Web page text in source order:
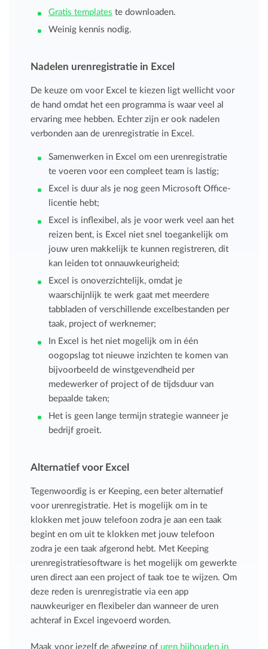
Gratis templates te downloaden.
Weinig kennis nodig.
Nadelen urenregistratie in Excel
De keuze om voor Excel te kiezen ligt wellicht voor
de hand omdat het een programma is waar veel al
ervaring mee hebben. Echter zijn er ook nadelen
verbonden aan de urenregistratie in Excel.
Samenwerken in Excel om een urenregistratie
te voeren voor een compleet team is lastig;
Excel is duur als je nog geen Microsoft Office-
licentie hebt;
Excel is inflexibel, als je voor werk veel aan het
reizen bent, is Excel niet snel toegankelijk om
jouw uren makkelijk te kunnen registreren, dit
kan leiden tot onnauwkeurigheid;
Excel is onoverzichtelijk, omdat je
waarschijnlijk te werk gaat met meerdere
tabbladen of verschillende excelbestanden per
taak, project of werknemer;
In Excel is het niet mogelijk om in één
oogopslag tot nieuwe inzichten te komen van
bijvoorbeeld de winstgevendheid per
medewerker of project of de tijdsduur van
bepaalde taken;
Het is geen lange termijn strategie wanneer je
bedrijf groeit.
Alternatief voor Excel
Tegenwoordig is er Keeping, een beter alternatief
voor urenregistratie. Het is mogelijk om in te
klokken met jouw telefoon zodra je aan een taak
begint en om uit te klokken met jouw telefoon
zodra je een taak afgerond hebt. Met Keeping
urenregistratiesoftware is het mogelijk om gewerkte
uren direct aan een project of taak toe te wijzen. Om
deze reden is urenregistratie via een app
nauwkeuriger en flexibeler dan wanneer de uren
achteraf in Excel ingevoerd worden.
Maak voor jezelf de afweging of uren bijhouden in